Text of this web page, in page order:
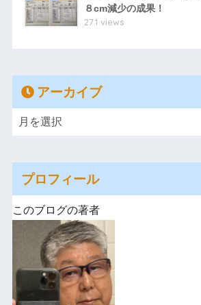
８cm減少の成果！
271 views
アーカイブ
プロフィール
このブログの著者